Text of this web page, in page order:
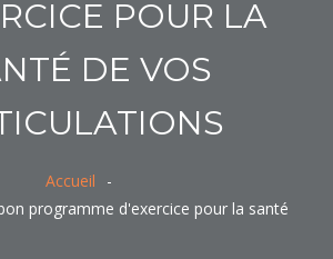
POUR LA
DE VOS
Accueil
programme d'exercice pour la santé